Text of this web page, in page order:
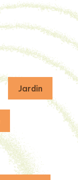
Jardin